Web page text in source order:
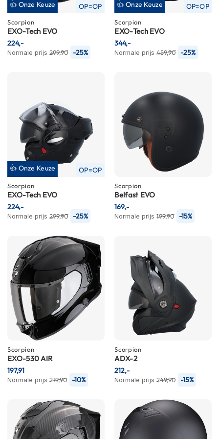
n
H
e
l
m
i
z
i
e
r
t
e
n
h
e
m
e
P
i
n
l
e
l
OP=OP
👍 Onze Keuze
Scorpion
EXO-Tech EVO
Normale prijs 299,90 -25%
224,-
OP=OP
👍 Onze Keuze
Scorpion
EXO-Tech EVO
Normale prijs 459,90 -25%
344,-
OP=OP
👍 Onze Keuze
Scorpion
EXO-Tech EVO
Normale prijs 299,90 -25%
224,-
Scorpion
Belfast EVO
Normale prijs 199,90 -15%
169,-
Scorpion
EXO-530 AIR
Normale prijs 219,90 -10%
197,91
Scorpion
ADX-2
Normale prijs 249,90 -15%
212,-